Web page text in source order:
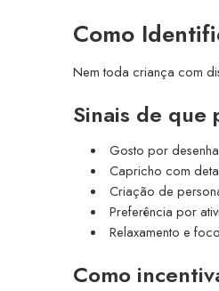
Como
Nem toda criança com
Sinais de
Gosto por
Capricho com
Criação de
Preferência por
Relaxamento e
Como